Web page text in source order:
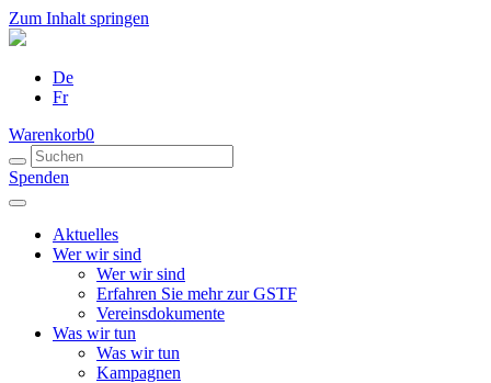
Zum Inhalt springen
De
Fr
Warenkorb0
Spenden
Aktuelles
Wer wir sind
Wer wir sind
Erfahren Sie mehr zur GSTF
Vereinsdokumente
Was wir tun
Was wir tun
Kampagnen